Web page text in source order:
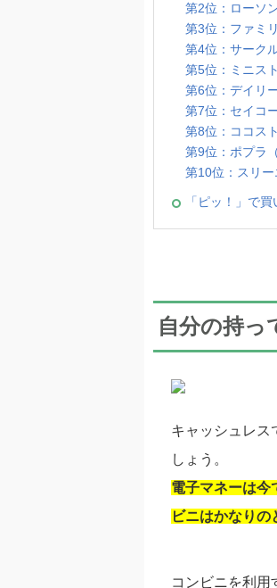
第2位：ローソ
第3位：ファミ
第4位：サーク
第5位：ミニス
第6位：デイリ
第7位：セイコ
第8位：ココス
第9位：ポプラ
第10位：スリー
「ピッ！」で
自分の持っ
キャッシュレス
しょう。
電子マネーは今
ビニはかなりの
コンビニを利用